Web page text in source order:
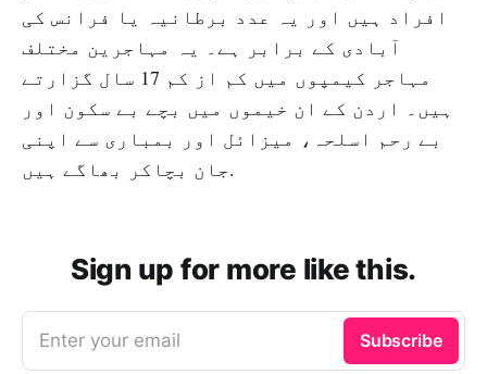
افراد ہیں اور یہ عدد برطانیہ یا فرانس کی
آبادی کے برابر ہے۔ یہ مہاجرین مختلف
مہاجر کیمپوں میں کم از کم 17 سال گزارتے
ہیں۔ اردن کے ان خیموں میں بچے بے سکون اور
بے رحم اسلحہ، میزائل اور بمباری سے اپنی
جان بچاکر بھاگے ہیں.
Sign up for more like this.
Enter your email Subscribe